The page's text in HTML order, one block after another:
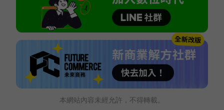
本網站內容未經允許，不得轉載。